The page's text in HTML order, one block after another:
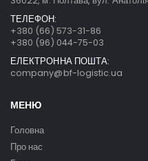
ТЕЛЕФОН:
+380 (66) 573-31-86
+380 (96) 044-75-03
ЕЛЕКТРОННА ПОШТА:
company@bf-logistic.ua
МЕНЮ
Головна
Про нас